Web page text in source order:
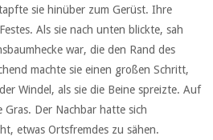
sie hinüber zum Gerüst. Ihre
Als sie nach unten blickte, sah
war, die den Rand des
machte sie einen großen Schritt,
Windel, als sie die Beine spreizte. Auf
Der Nachbar hatte sich
etwas Ortsfremdes zu sähen.